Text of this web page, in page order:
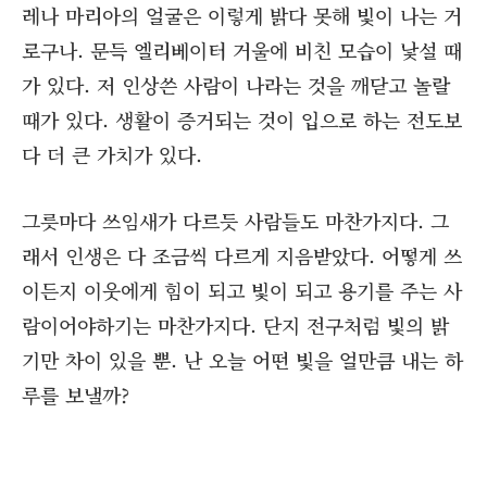
레나 마리아의 얼굴은 이렇게 밝다 못해 빛이 나는 거
로구나. 문득 엘리베이터 거울에 비친 모습이 낯설 때
가 있다. 저 인상쓴 사람이 나라는 것을 깨닫고 놀랄
때가 있다. 생활이 증거되는 것이 입으로 하는 전도보
다 더 큰 가치가 있다.
그릇마다 쓰임새가 다르듯 사람들도 마찬가지다. 그
래서 인생은 다 조금씩 다르게 지음받았다. 어떻게 쓰
이든지 이웃에게 힘이 되고 빛이 되고 용기를 주는 사
람이어야하기는 마찬가지다. 단지 전구처럼 빛의 밝
기만 차이 있을 뿐. 난 오늘 어떤 빛을 얼만큼 내는 하
루를 보낼까?